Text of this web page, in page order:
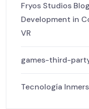
Fryos Studios
Development in
VR
games-third-
Tecnología